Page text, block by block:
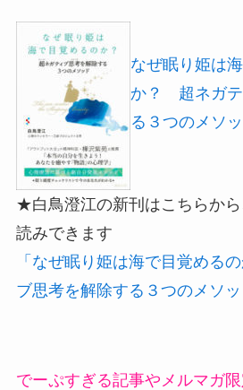
なぜ眠り姫は
か？ 超ネガテ
る３つのメソ
★白鳥澄江の新刊はこちらか
読みできます
「なぜ眠り姫は海で目覚める
ブ思考を解除する３つのメソッ
でーぷすぎる記事やメルマガ